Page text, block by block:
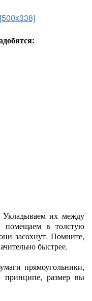
[500x338]
Укладываем их между
помещаем в толстую
засохнут. Помните,
быстрее.
прямоугольники,
размер вы